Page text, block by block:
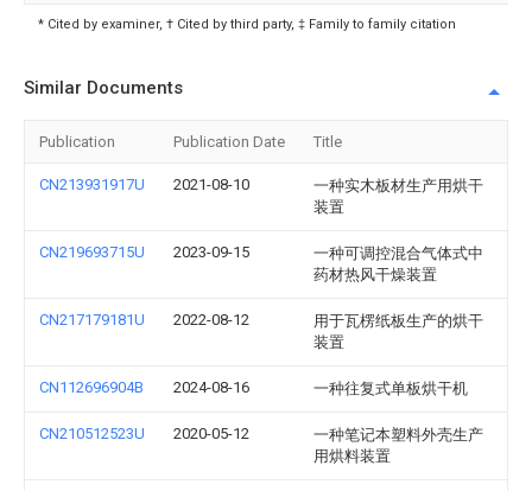
* Cited by examiner, † Cited by third party, ‡ Family to family citation
Similar Documents
Publication Publication Date Title
CN213931917U 2021-08-10
一种实木板材生产用烘干
装置
CN219693715U 2023-09-15
一种可调控混合气体式中
药材热风干燥装置
CN217179181U 2022-08-12
用于瓦楞纸板生产的烘干
装置
CN112696904B 2024-08-16 一种往复式单板烘干机
CN210512523U 2020-05-12
一种笔记本塑料外壳生产
用烘料装置